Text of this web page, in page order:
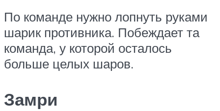
По команде нужно лопнуть руками
шарик противника. Побеждает та
команда, у которой осталось
больше целых шаров.
Замри